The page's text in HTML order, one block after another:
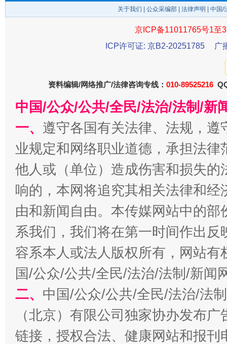
东山县通报“牛蛙产品抗生素超标问题” 法
千年窑火 生生不息 一
揭开“小金库”的免责幌子
关于我们 公众采编部 法律声明 | 中国
京ICP备11011765号1至
ICP许可证: 京B2-20251785
广
资料编辑/网络推广/法律咨询专线： 010-89525216
中国/公众/公共/全民/法治/法制/新
一、 遵守各国有关法律、法规，
业规定和网络职业道德，承担法
他人或（单位）造成伤害和损失
响的，本网将追究其相关法律和
由和新闻自由。本传媒网站中的
系我们，我们将在第一时间作出
容系本人或法人版权所有，网站
国/公众/公共/全民/法治/法制/新闻
二、 中国/公众/公共/全民/法治/法
（北京）有限公司独家协办发布
链接，授权合法、健康网站和报